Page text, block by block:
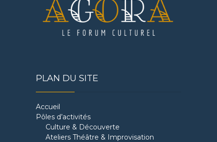
PLAN DU SITE
Accueil
Pôles d’activités
Culture & Découverte
Ateliers Théâtre & Improvisation